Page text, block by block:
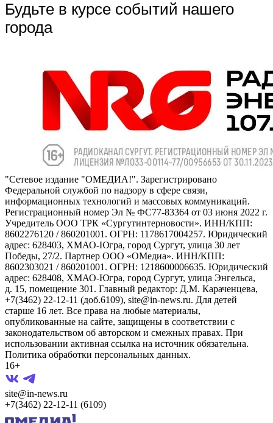
Будьте в курсе событий нашего
города
"Сетевое издание "ОМЕДИА!". Зарегистрировано
Федеральной службой по надзору в сфере связи,
информационных технологий и массовых коммуникаций.
Регистрационный номер Эл № ФС77-83364 от 03 июня 2022 г.
Учредитель ООО ТРК «Сургутинтерновости». ИНН/КПП:
8602276120 / 860201001. ОГРН: 1178617004257. Юридический
адрес: 628403, ХМАО-Югра, город Сургут, улица 30 лет
Победы, 27/2. Партнер ООО «ОМедиа». ИНН/КПП:
8602303021 / 860201001. ОГРН: 1218600006635. Юридический
адрес: 628408, ХМАО-Югра, город Сургут, улица Энгельса,
д. 15, помещение 301. Главный редактор: Д.М. Караченцева,
+7(3462) 22-12-11 (доб.6109), site@in-news.ru. Для детей
старше 16 лет. Все права на любые материалы,
опубликованные на сайте, защищены в соответствии с
законодательством об авторском и смежных правах. При
использовании активная ссылка на источник обязательна.
Политика обработки персональных данных.
16+
site@in-news.ru
+7(3462) 22-12-11 (6109)